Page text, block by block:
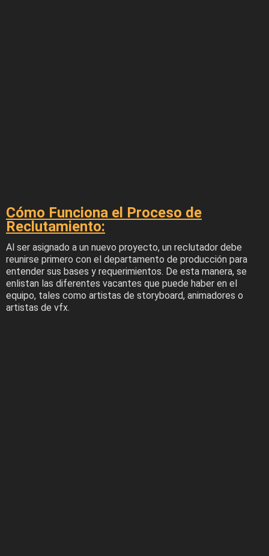
Cómo Funciona el Proceso de
Reclutamiento:
Al ser asignado a un nuevo proyecto, un reclutador debe
reunirse primero con el departamento de producción para
entender sus bases y requerimientos. De esta manera, se
enlistan las diferentes vacantes que puede haber en el
equipo, tales como artistas de storyboard, animadores o
artistas de vfx.